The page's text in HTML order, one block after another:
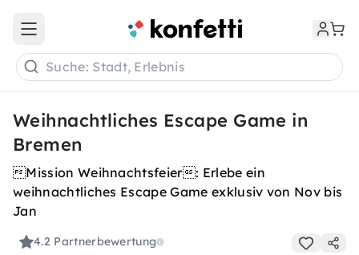
Open main menu
Suche: Stadt, Erlebnis
Weihnachtliches Escape Game in
Bremen
Mission Weihnachtsfeier: Erlebe ein
weihnachtliches Escape Game exklusiv von Nov bis
Jan
4.2 Partnerbewertung